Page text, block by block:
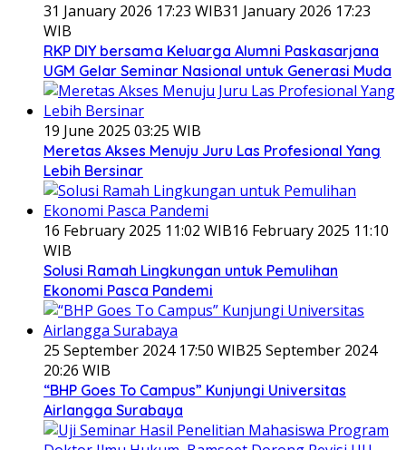
31 January 2026 17:23 WIB31 January 2026 17:23
WIB
RKP DIY bersama Keluarga Alumni Paskasarjana
UGM Gelar Seminar Nasional untuk Generasi Muda
19 June 2025 03:25 WIB
Meretas Akses Menuju Juru Las Profesional Yang
Lebih Bersinar
16 February 2025 11:02 WIB16 February 2025 11:10
WIB
Solusi Ramah Lingkungan untuk Pemulihan
Ekonomi Pasca Pandemi
25 September 2024 17:50 WIB25 September 2024
20:26 WIB
“BHP Goes To Campus” Kunjungi Universitas
Airlangga Surabaya